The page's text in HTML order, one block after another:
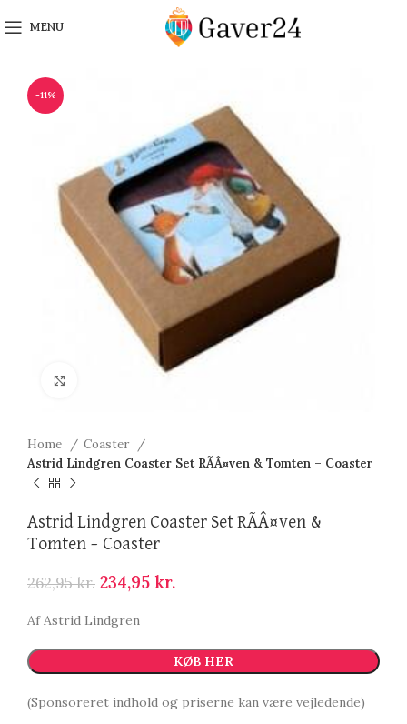
MENU
-11%
Home
Coaster
Astrid Lindgren Coaster Set RÃÂ¤ven & Tomten – Coaster
Astrid Lindgren Coaster Set RÃÂ¤ven &
Tomten – Coaster
262,95kr. 234,95 kr.
Af Astrid Lindgren
KØB HER
(Sponsoreret indhold og priserne kan være vejledende)